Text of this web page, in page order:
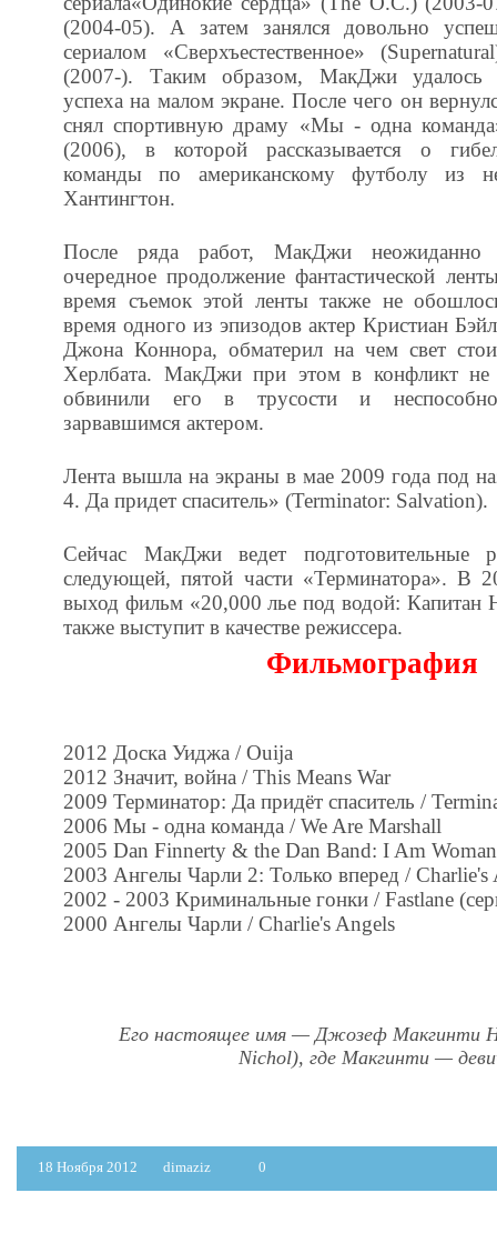
(2004-05). А затем занялся довольно
сериалом «Сверхъестественное»
(2007-). Таким образом, МакДжи удалось
успеха на малом экране. После чего он
снял спортивную драму «Мы - одна
(2006), в которой рассказывается о
команды по американскому футболу из
Хантингтон.
После ряда работ, МакДжи неожиданно
очередное продолжение фантастической
время съемок этой ленты также не
время одного из эпизодов актер Кристиан
Джона Коннора, обматерил на чем свет
Херлбата. МакДжи при этом в конфликт не
обвинили его в трусости и
зарвавшимся актером.
Лента вышла на экраны в мае 2009 года под
4. Да придет спаситель» (Terminator: Salvation).
Сейчас МакДжи ведет подготовительные
следующей, пятой части «Терминатора». В
выход фильм «20,000 лье под водой: Капитан
также выступит в качестве режиссера.
Фильмография
2012 Доска Уиджа / Ouija
2012 Значит, война / This Means War
2009 Терминатор: Да придёт спаситель /
2006 Мы - одна команда / We Are Marshall
2005 Dan Finnerty & the Dan Band: I Am
2003 Ангелы Чарли 2: Только вперед /
2002 - 2003 Криминальные гонки / Fastlane
2000 Ангелы Чарли / Charlie's Angels
Его настоящее имя — Джозеф Макгинти
Nichol), где Макгинти —
18 Ноября 2012 dimaziz 0